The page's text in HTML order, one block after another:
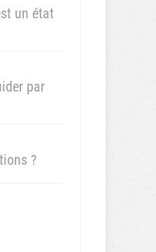
un état
par
?